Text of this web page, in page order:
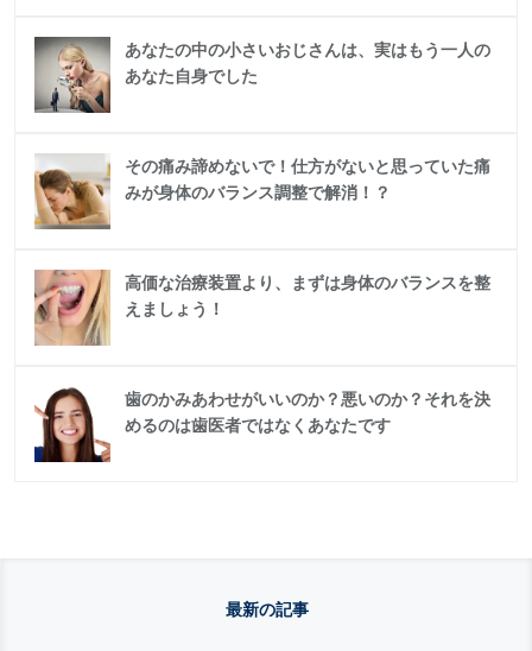
あなたの中の小さいおじさんは、実はもう一人の
あなた自身でした
その痛み諦めないで！仕方がないと思っていた痛
みが身体のバランス調整で解消！？
高価な治療装置より、まずは身体のバランスを整
えましょう！
歯のかみあわせがいいのか？悪いのか？それを決
めるのは歯医者ではなくあなたです
最新の記事